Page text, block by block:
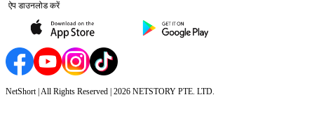
ऐप डाउनलोड करें
NetShort | All Rights Reserved | 2026 NETSTORY PTE. LTD.